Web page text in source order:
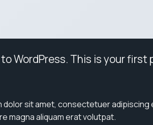
WordPress. This is your
dolor sit amet, consectetuer adipiscing
magna aliquam erat volutpat.